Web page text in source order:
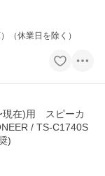
（休業日を除く）
現在)用 スピーカ
/ TS-C1740S
)